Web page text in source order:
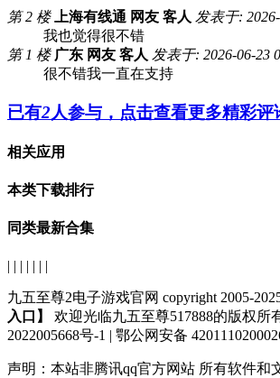
第 2 楼 上海有线通 网友 客人 发表于:
我也觉得很不错
第 1 楼 广东 网友 客人 发表于: 2026-06-23
很不错我一直在支持
已有2人参与，点击查看更多精彩评
相关应用
本类下载排行
同类最新合集
| | | | | | |
九五至尊2电子游戏官网 copyright 2005-
入口】
欢迎光临九五至尊517888的版权所
2022005668号-1 | 鄂公网安备
声明： 本站非腾讯qq官方网站 所有软件和